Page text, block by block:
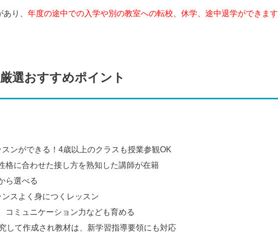
り、 年度の途中での入学や別の教室への転校、休学、途中退学ができます
選おすすめポイント
ンができる！4歳以上のクラスも授業参観OK
格に合わせた接し方を熟知した講師が在籍
ら選べる
スよく身につくレッスン
コミュニケーション力なども育める
して作成され教材は、新学習指導要領にも対応